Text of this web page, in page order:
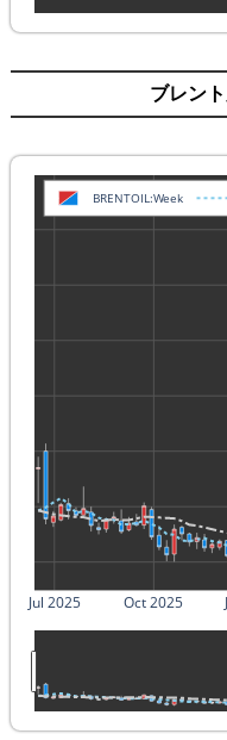
ブレン
Jul 2025 Oct 2025
BRENTOIL:Week